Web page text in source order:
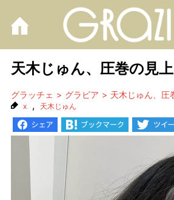
天木じゅん、圧巻の見
グラッチェ グラビア 天木じゅん、圧
x , 天木じゅん